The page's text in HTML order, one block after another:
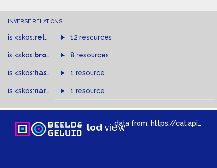
INVERSE RELATIONS
is <skos:related > of
12 resources
is <skos: broader > of
8 resources
is <skos: hasTopConcept >of
1 resource
is <skos:narrowMatch >of
1 resource
lodviewdata from: https://cat.apis.beeldengeluid.nl/sparql